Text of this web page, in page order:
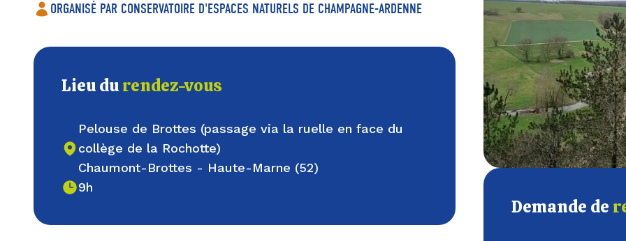
ORGANISÉ PAR CONSERVATOIRE D'ESPACES NATURELS DE CHAMPAGNE-ARDENNE
Lieu durendez-vous
Pelouse de Brottes (passage via la ruelle en face du
collège de la Rochotte)
Chaumont-Brottes - Haute-Marne (52)
9h
Demande de